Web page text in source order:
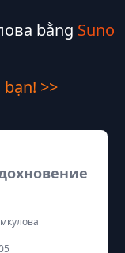
bằng Suno
>>